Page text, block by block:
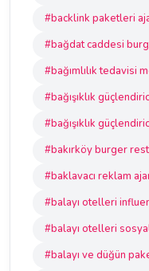
#backlink paketleri
#bağdat caddesi
#bağımlılık tedavisi
#bağışıklık
#bağışıklık
#bakırköy burger
#baklavacı reklam
#balayı otelleri
#balayı otelleri
#balayı ve düğün